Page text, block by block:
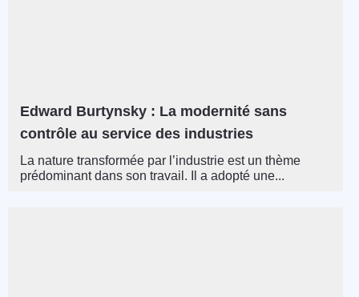
Edward Burtynsky : La modernité sans
contrôle au service des industries
La nature transformée par l’industrie est un thème
prédominant dans son travail. Il a adopté une...